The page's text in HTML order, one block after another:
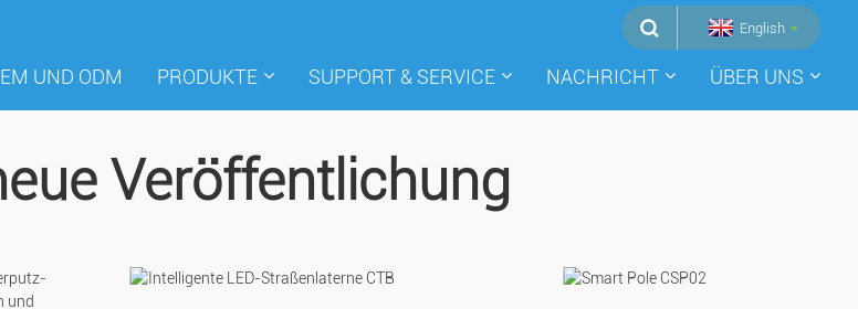
English
UND ODM PRODUKTE SUPPORT & SERVICE NACHRICHT ÜBER UNS
Veröffentlichung